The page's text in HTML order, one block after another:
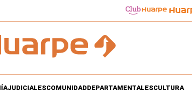
JUDICIALESCOMUNIDADDEPARTAMENTALESCULTURA